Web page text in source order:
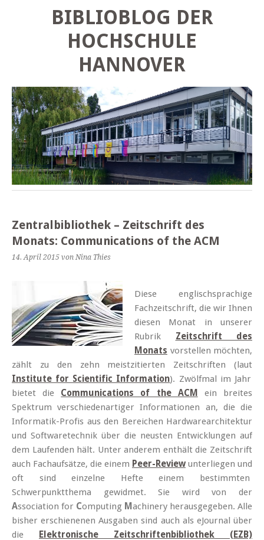
BIBLIOBLOG DER
HOCHSCHULE
HANNOVER
Zentralbibliothek – Zeitschrift des
Monats: Communications of the ACM
14. April 2015 von Nina Thies
Diese englischsprachige
Fachzeitschrift, die wir Ihnen
diesen Monat in unserer
Rubrik
Zeitschrift des
Monats vorstellen möchten,
zählt zu den zehn meistzitierten Zeitschriften (laut
Institute for Scientific Information). Zwölfmal im Jahr
bietet die Communications of the ACM
ein breites
Spektrum verschiedenartiger Informationen an, die die
Informatik-Profis aus den Bereichen Hardwarearchitektur
und Softwaretechnik über die neusten Entwicklungen auf
dem Laufenden hält. Unter anderem enthält die Zeitschrift
auch Fachaufsätze, die einem Peer-Review unterliegen und
oft sind einzelne Hefte einem bestimmten
Schwerpunktthema gewidmet. Sie wird von der
Association for Computing M achinery herausgegeben. Alle
bisher erschienenen Ausgaben sind auch als eJournal über
die
Elektronische Zeitschriftenbibliothek (EZB)